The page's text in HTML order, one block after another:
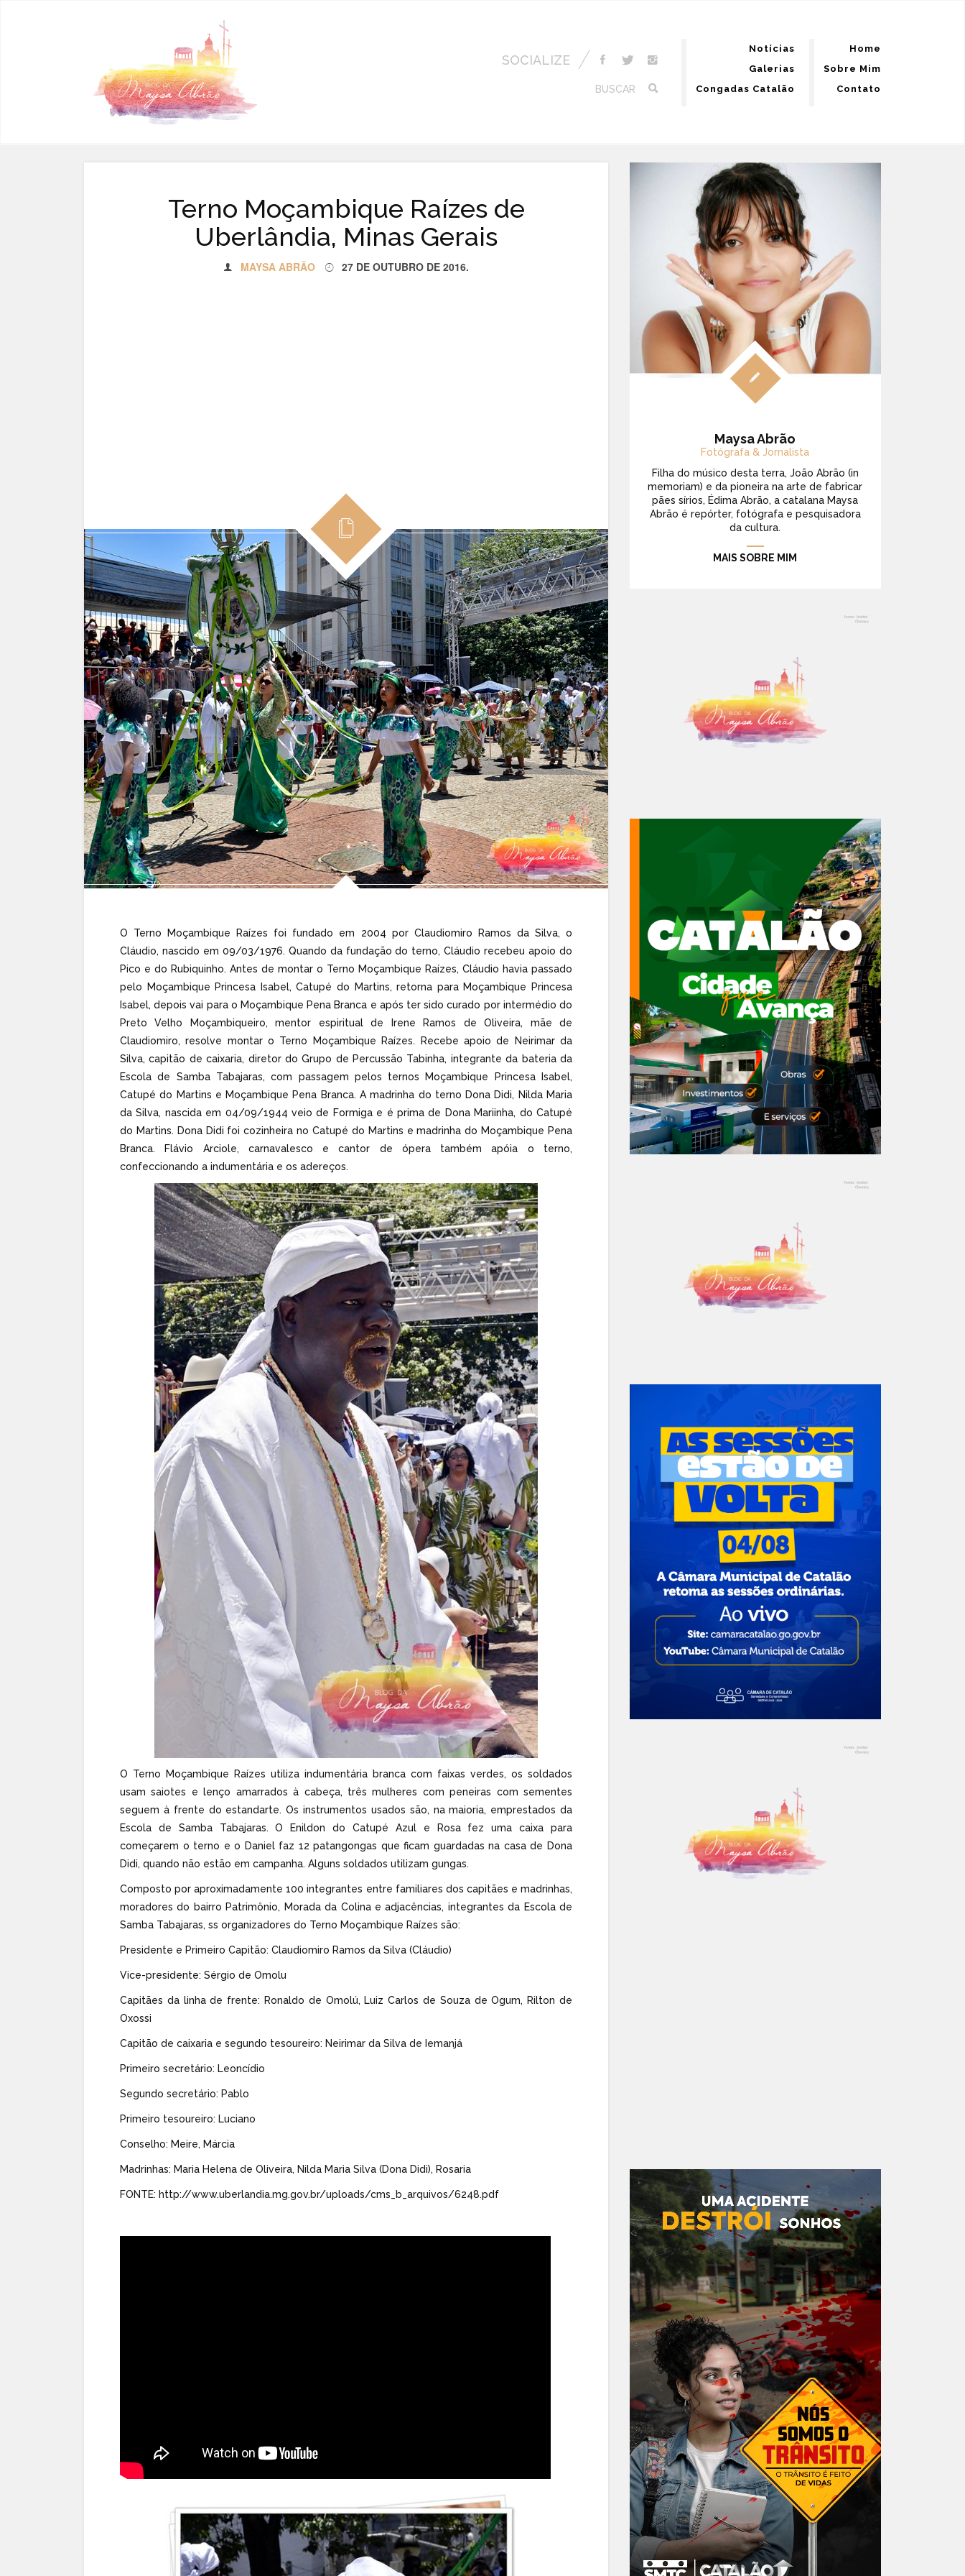
SOCIALIZE
BUSCAR
Notícias
Galerias
Congadas Catalão
Home
Sobre Mim
Contato
Terno Moçambique Raízes de
Uberlândia, Minas Gerais
MAYSA ABRÃO 27 DE OUTUBRO DE 2016.
O Terno Moçambique Raízes foi fundado em 2004 por Claudiomiro Ramos da Silva, o
Cláudio, nascido em 09/03/1976. Quando da fundação do terno, Cláudio recebeu apoio do
Pico e do Rubiquinho. Antes de montar o Terno Moçambique Raízes, Cláudio havia passado
pelo Moçambique Princesa Isabel, Catupé do Martins, retorna para Moçambique Princesa
Isabel, depois vai para o Moçambique Pena Branca e após ter sido curado por intermédio do
Preto Velho Moçambiqueiro, mentor espiritual de Irene Ramos de Oliveira, mãe de
Claudiomiro, resolve montar o Terno Moçambique Raízes. Recebe apoio de Neirimar da
Silva, capitão de caixaria, diretor do Grupo de Percussão Tabinha, integrante da bateria da
Escola de Samba Tabajaras, com passagem pelos ternos Moçambique Princesa Isabel,
Catupé do Martins e Moçambique Pena Branca. A madrinha do terno Dona Didi, Nilda Maria
da Silva, nascida em 04/09/1944 veio de Formiga e é prima de Dona Mariinha, do Catupé
do Martins. Dona Didi foi cozinheira no Catupé do Martins e madrinha do Moçambique Pena
Branca. Flávio Arciole, carnavalesco e cantor de ópera também apóia o terno,
confeccionando a indumentária e os adereços.
O Terno Moçambique Raízes utiliza indumentária branca com faixas verdes, os soldados
usam saiotes e lenço amarrados à cabeça, três mulheres com peneiras com sementes
seguem à frente do estandarte. Os instrumentos usados são, na maioria, emprestados da
Escola de Samba Tabajaras. O Enildon do Catupé Azul e Rosa fez uma caixa para
começarem o terno e o Daniel faz 12 patangongas que ficam guardadas na casa de Dona
Didi, quando não estão em campanha. Alguns soldados utilizam gungas.
Composto por aproximadamente 100 integrantes entre familiares dos capitães e madrinhas,
moradores do bairro Patrimônio, Morada da Colina e adjacências, integrantes da Escola de
Samba Tabajaras, ss organizadores do Terno Moçambique Raízes são:
Presidente e Primeiro Capitão: Claudiomiro Ramos da Silva (Cláudio)
Vice-presidente: Sérgio de Omolu
Capitães da linha de frente: Ronaldo de Omolú, Luiz Carlos de Souza de Ogum, Rilton de
Oxossi
Capitão de caixaria e segundo tesoureiro: Neirimar da Silva de Iemanjá
Primeiro secretário: Leoncídio
Segundo secretário: Pablo
Primeiro tesoureiro: Luciano
Conselho: Meire, Márcia
Madrinhas: Maria Helena de Oliveira, Nilda Maria Silva (Dona Didi), Rosaria
FONTE: http://www.uberlandia.mg.gov.br/uploads/cms_b_arquivos/6248.pdf
Maysa Abrão
Fotógrafa & Jornalista
Filha do músico desta terra, João Abrão (in
memoriam) e da pioneira na arte de fabricar
pães sírios, Édima Abrão, a catalana Maysa
Abrão é repórter, fotógrafa e pesquisadora
da cultura.
MAIS SOBRE MIM